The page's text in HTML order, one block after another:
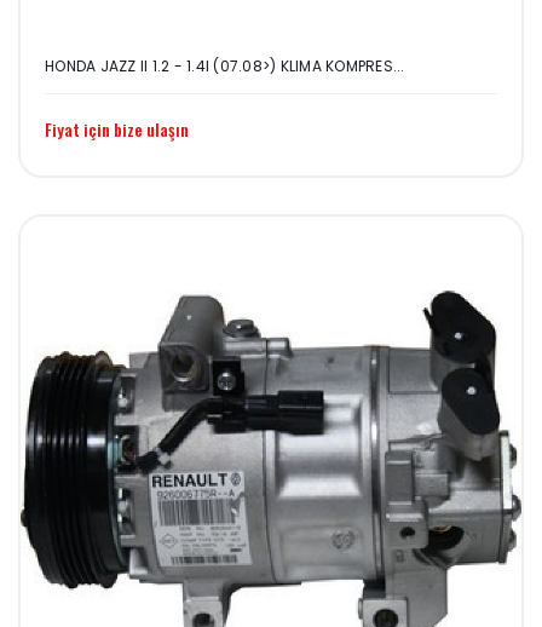
HONDA JAZZ II 1.2 - 1.4I (07.08>) KLIMA KOMPRES...
Fiyat için bize ulaşın